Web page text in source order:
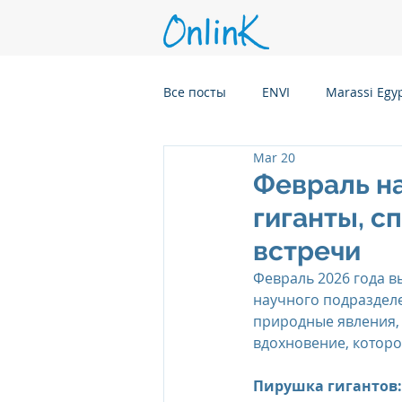
Все посты ENVI Marassi
Six Senses Kanuhura, Maldives
Six Senses Kaplankaya, Turkey
Six Senses Rome, Italy Six
Six Senses CransMontana
Февраль
гиганты,
встречи
Mar 20
Февраль 2026 года
научного
природные явления,
вдохновение,
Пирушка